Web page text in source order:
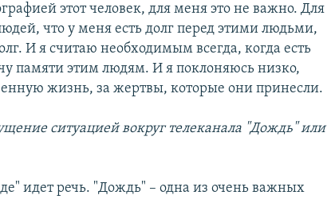
этот человек, для меня это не важно. Для
что у меня есть долг перед этими людьми,
И я считаю необходимым всегда, когда есть
памяти этим людям. И я поклоняюсь низко,
жизнь, за жертвы, которые они принесли.
ситуацией вокруг телеканала "Дождь" или
идет речь. "Дождь" – одна из очень важных